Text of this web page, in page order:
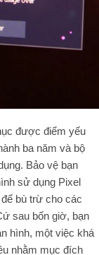
được điểm yếu
ba năm và bộ
Bảo vệ bạn
sử dụng Pixel
bù trừ cho các
sau bốn giờ, bạn
hình, một việc khá
nhằm mục đích